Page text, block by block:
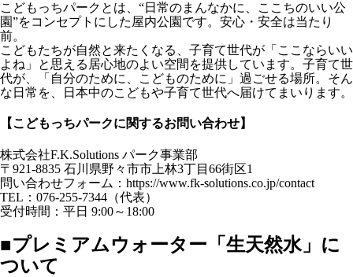
こどもっちパークとは、“⽇常のまんなかに、ここちのいい公
園”をコンセプトにした屋内公園です。安⼼・安全は当たり
前。
こどもたちが⾃然と来たくなる、⼦育て世代が「ここならいい
よね」と思える居⼼地のよい空間を提供しています。⼦育て世
代が、「⾃分のために、こどものために」過ごせる場所。そん
な⽇常を、⽇本中のこどもや⼦育て世代へ届けてまいります。
【こどもっちパークに関するお問い合わせ】
株式会社F.K.Solutions パーク事業部
〒921-8835 石川県野々市市上林3丁目66街区1
問い合わせフォーム：https://www.fk-solutions.co.jp/contact
TEL：076-255-7344（代表）
受付時間：平日 9:00～18:00
■プレミアムウォーター「生天然水」に
ついて